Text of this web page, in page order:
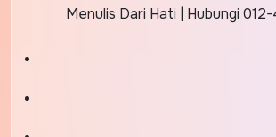
Menulis Dari Hati | Hubungi